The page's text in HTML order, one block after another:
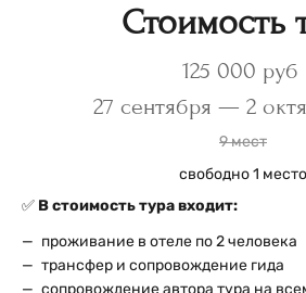
Стоимость
125 000 руб
27 сентября — 2
9 мест
свободно 1 место
✅ В стоимость тура входит:
проживание в отеле по 2 человека
трансфер и сопровождение гида
сопровождение автора тура на